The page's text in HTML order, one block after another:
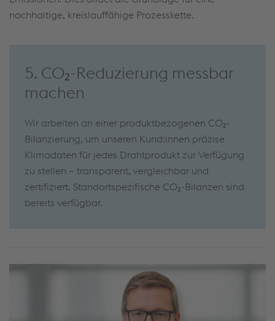
nachhaltige, kreislauffähige Prozesskette.
5. CO₂-Reduzierung messbar
machen
Wir arbeiten an einer produktbezogenen CO₂-
Bilanzierung, um unseren Kund:innen präzise
Klimadaten für jedes Drahtprodukt zur Verfügung
zu stellen – transparent, vergleichbar und
zertifiziert. Standortspezifische CO₂-Bilanzen sind
bereits verfügbar.